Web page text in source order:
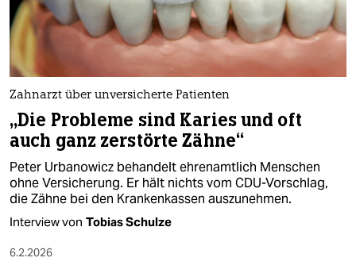
nord
wahrheit
verlag
verlag
veranstaltungen
shop
Zahnarzt über unversicherte Patienten
„Die Probleme sind Karies und oft
auch ganz zerstörte Zähne“
Peter Urbanowicz behandelt ehrenamtlich Menschen
ohne Versicherung. Er hält nichts vom CDU-Vorschlag,
die Zähne bei den Krankenkassen auszunehmen.
Interview von Tobias Schulze
6.2.2026